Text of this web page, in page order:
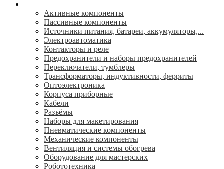
Активные компоненты
Пассивные компоненты
Источники питания, батареи, аккумуляторы,...
Электроавтоматика
Контакторы и реле
Предохранители и наборы предохранителей
Переключатели, тумблеры
Трансформаторы, индуктивности, ферриты
Oптоэлектроника
Корпуса приборные
Кабели
Разъёмы
Наборы для макетирования
Пневматические компоненты
Механические компоненты
Вентиляция и системы обогрева
Оборудование для мастерских
Робототехника